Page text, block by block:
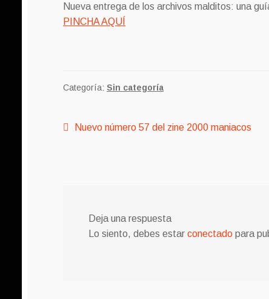
Nueva entrega de los archivos malditos: una
PINCHA AQUÍ
Categoría: Sin categoría
Navegación
Anterior:
Nuevo número 57 del zine 2000 maniacos
Deja una respuesta
Lo siento, debes estar conectadopara